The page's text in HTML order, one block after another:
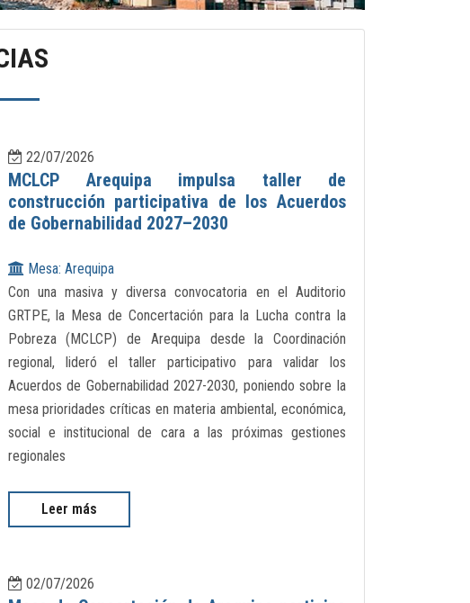
22/07/2026
MCLCP Arequipa impulsa taller de
construcción participativa de los Acuerdos
de Gobernabilidad 2027–2030
Mesa: Arequipa
Con una masiva y diversa convocatoria en el Auditorio
GRTPE, la Mesa de Concertación para la Lucha contra la
Pobreza (MCLCP) de Arequipa desde la Coordinación
regional, lideró el taller participativo para validar los
Acuerdos de Gobernabilidad 2027-2030, poniendo sobre la
mesa prioridades críticas en materia ambiental, económica,
social e institucional de cara a las próximas gestiones
regionales
Leer más
02/07/2026